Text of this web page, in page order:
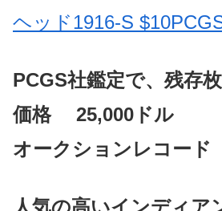
ヘッド1916-S
PCGS社鑑定で、残存
価格 25,000ドル
オークションレコー
人気の高いインディア